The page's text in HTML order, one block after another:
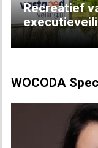
Recreatief
WOCODA